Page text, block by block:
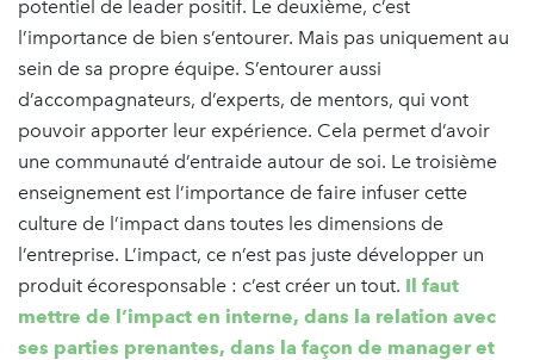
potentiel de leader positif. Le deuxième, c’est
l’importance de bien s’entourer. Mais pas uniquement au
sein de sa propre équipe. S’entourer aussi
d’accompagnateurs, d’experts, de mentors, qui vont
pouvoir apporter leur expérience. Cela permet d’avoir
une communauté d’entraide autour de soi. Le troisième
enseignement est l’importance de faire infuser cette
culture de l’impact dans toutes les dimensions de
l’entreprise. L’impact, ce n’est pas juste développer un
produit écoresponsable : c’est créer un tout. Il faut
mettre de l’impact en interne, dans la relation avec
ses parties prenantes, dans la façon de manager et